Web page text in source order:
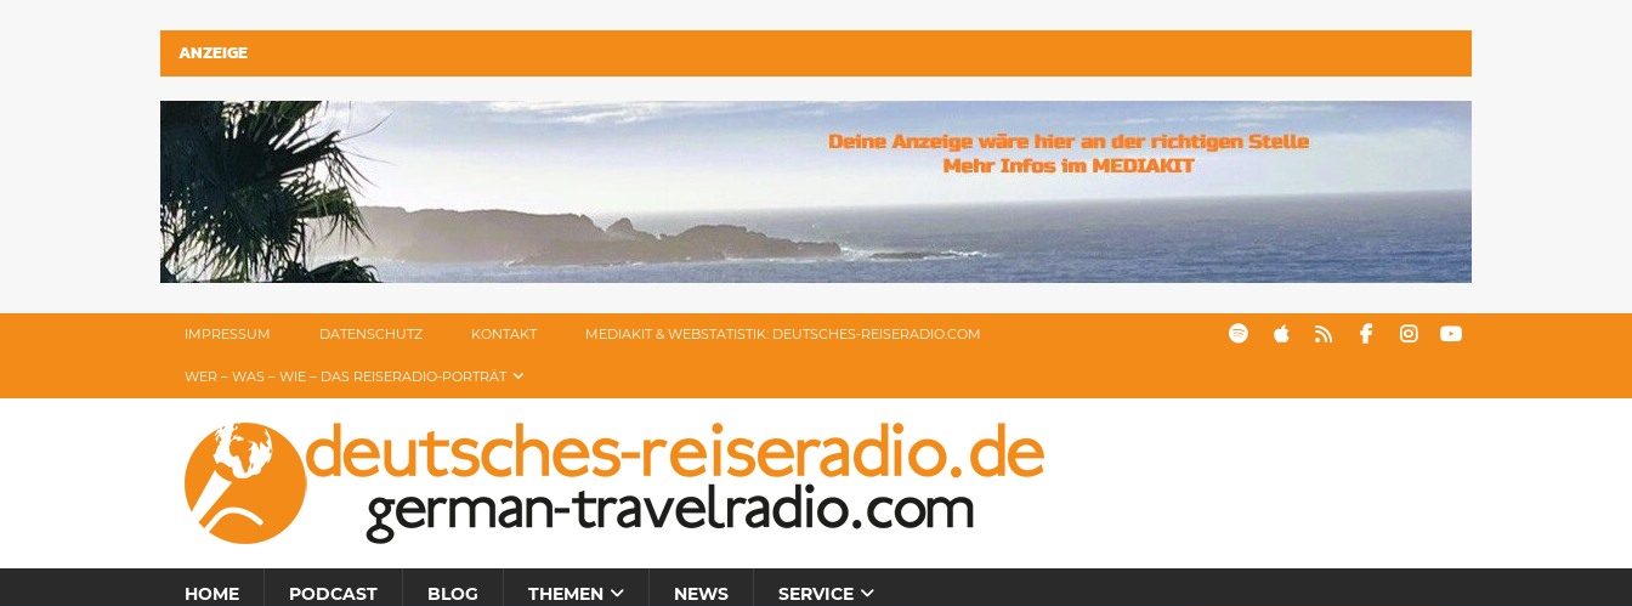
ANZEIGE
IMPRESSUM DATENSCHUTZ KONTAKT MEDIAKIT & WEBSTATISTIK: DEUTSCHES-REISERADIO.COM
WER – WAS – WIE – DAS REISERADIO-PORTRÄT
HOME PODCAST BLOG THEMEN NEWS SERVICE